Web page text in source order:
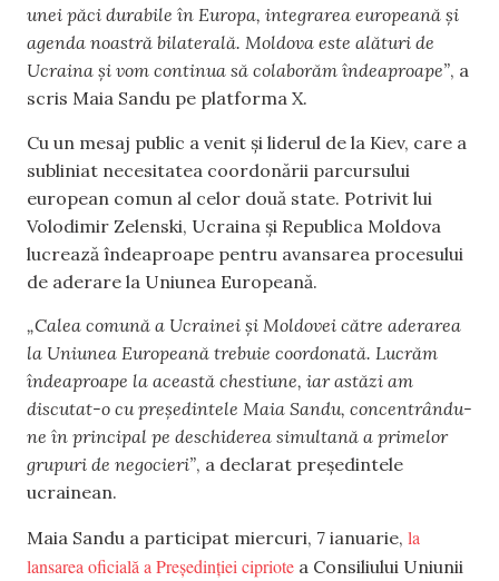
unei păci durabile în Europa, integrarea europeană și
agenda noastră bilaterală. Moldova este alături de
Ucraina și vom continua să colaborăm îndeaproape”, a
scris Maia Sandu pe platforma X.
Cu un mesaj public a venit și liderul de la Kiev, care a
subliniat necesitatea coordonării parcursului
european comun al celor două state. Potrivit lui
Volodimir Zelenski, Ucraina și Republica Moldova
lucrează îndeaproape pentru avansarea procesului
de aderare la Uniunea Europeană.
„Calea comună a Ucrainei și Moldovei către aderarea
la Uniunea Europeană trebuie coordonată. Lucrăm
îndeaproape la această chestiune, iar astăzi am
discutat-o cu președintele Maia Sandu, concentrându-
ne în principal pe deschiderea simultană a primelor
grupuri de negocieri”, a declarat președintele
ucrainean.
Maia Sandu a participat miercuri, 7 ianuarie, la
lansarea oficială a Președinției cipriote a Consiliului Uniunii